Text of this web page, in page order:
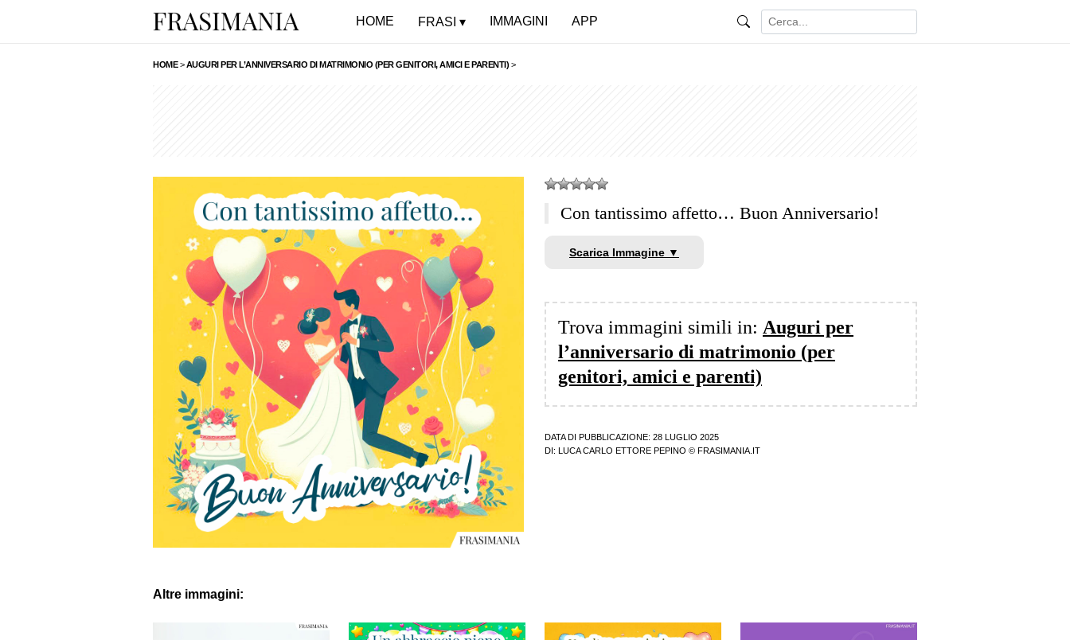
HOME FRASI IMMAGINI APP
HOME>AUGURI PER L’ANNIVERSARIO DI MATRIMONIO (PER GENITORI, AMICI E PARENTI) >
Con tantissimo affetto… Buon Anniversario!
Scarica Immagine ▼
Trova immagini simili in: Auguri per
l’anniversario di matrimonio (per
genitori, amici e parenti)
DATA DI PUBBLICAZIONE: 28 LUGLIO 2025
DI:
LUCA CARLO ETTORE PEPINO © FRASIMANIA.IT
Altre immagini: